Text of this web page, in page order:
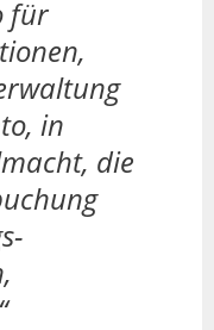
für
in
die